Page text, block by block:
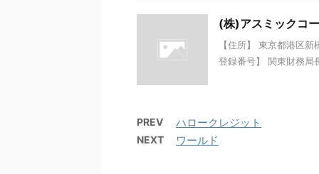
(株)アスミックコ
【住所】 東京都港区
登録番号】 関東財務
PREV ハロークレジット
NEXT ワールド